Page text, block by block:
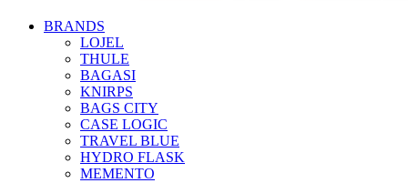
BRANDS
LOJEL
THULE
BAGASI
KNIRPS
BAGS CITY
CASE LOGIC
TRAVEL BLUE
HYDRO FLASK
MEMENTO